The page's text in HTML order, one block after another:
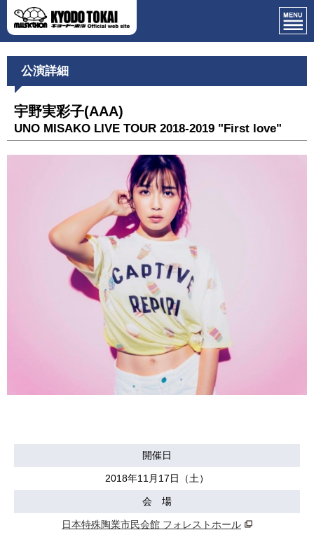
公演詳細
宇野実彩子(AAA)
UNO MISAKO LIVE TOUR 2018-2019 "First love"
開催日
2018年11月17日（土）
会 場
日本特殊陶業市民会館 フォレストホール